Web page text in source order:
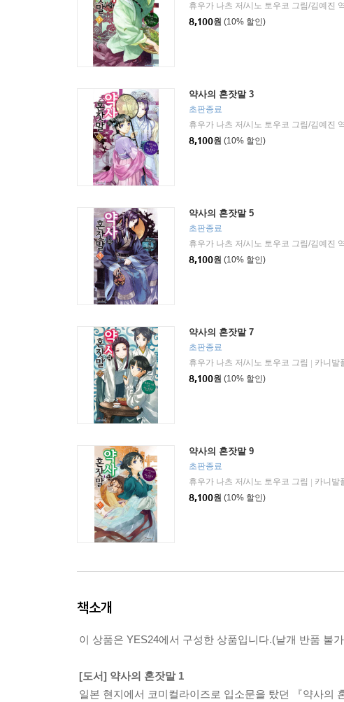
휴우가 나츠 저/시노 토우코 그림/김예진 역
8,100원 (10% 할인)
약사의 혼잣말 3
초판종료
휴우가 나츠 저/시노 토우코 그림/김예진 역
8,100원 (10% 할인)
약사의 혼잣말 5
초판종료
휴우가 나츠 저/시노 토우코 그림/김예진 역
8,100원 (10% 할인)
약사의 혼잣말 7
초판종료
휴우가 나츠 저/시노 토우코 그림
카니발
8,100원 (10% 할인)
약사의 혼잣말 9
초판종료
휴우가 나츠 저/시노 토우코 그림
카니발
8,100원 (10% 할인)
책소개
이 상품은 YES24에서 구성한 상품입니다.(낱개 반품 불
[도서] 약사의 혼잣말 1
일본 현지에서 코미컬라이즈로 입소문을 탔던 『약사의